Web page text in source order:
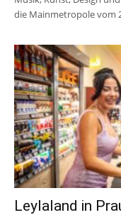
die Mainmetropole vom
Leylaland in